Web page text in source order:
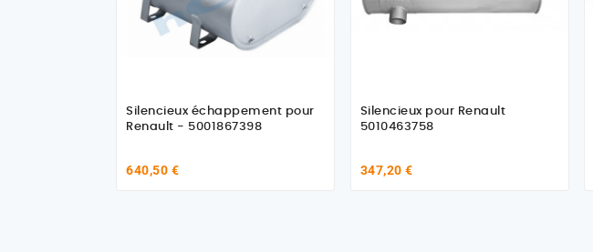
Silencieux échappement pour
Renault - 5001867398
640,50 €
Silencieux pour Renault
5010463758
347,20 €